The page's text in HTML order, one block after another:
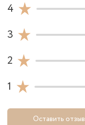
4
3
2
1
Оставить отзыв